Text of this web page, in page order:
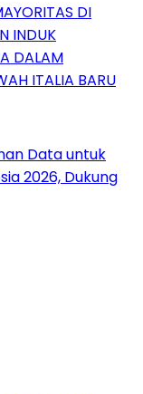
DI
INDUK
DALAM
ITALIA BARU
Data untuk
2026, Dukung